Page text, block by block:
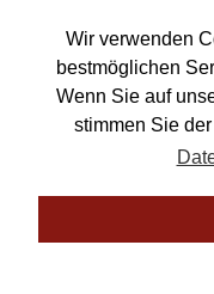
Wir verwenden
bestmöglichen
Wenn Sie auf
stimmen Sie
Sonstige Büroausstattung
Lampen
Gastronomieausstattung
Sonstiger Gewerbebedarf